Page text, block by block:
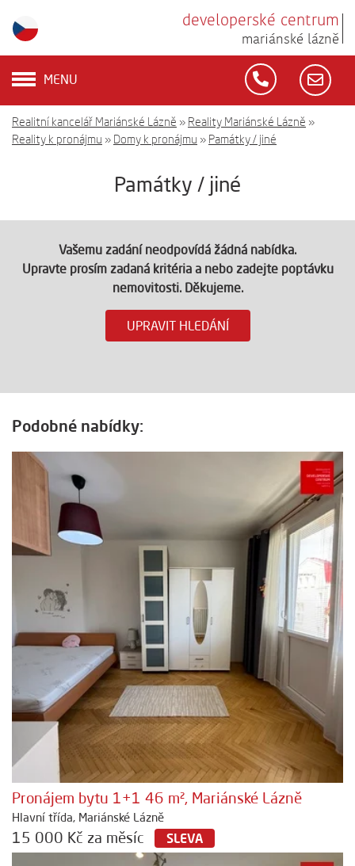
developerské centrum
mariánské lázně
MENU
Realitní kancelář Mariánské Lázně » Reality Mariánské Lázně »
Reality k pronájmu » Domy k pronájmu » Památky / jiné
Památky / jiné
Vašemu zadání neodpovídá žádná nabídka.
Upravte prosím zadaná kritéria a nebo zadejte poptávku
nemovitosti. Děkujeme.
UPRAVIT HLEDÁNÍ
Podobné nabídky:
Pronájem bytu 1+1 46 m², Mariánské Lázně
Hlavní třída, Mariánské Lázně
15 000 Kč za měsíc SLEVA